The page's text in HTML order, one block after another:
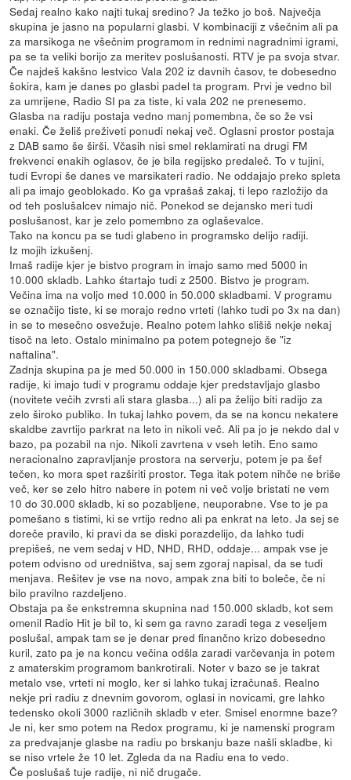
Sedaj realno kako najti tukaj sredino? Ja težko jo boš. Največja
skupina je jasno na popularni glasbi. V kombinaciji z všečnim ali pa
za marsikoga ne všečnim programom in rednimi nagradnimi igrami,
pa se ta veliki borijo za meritev poslušanosti. RTV je pa svoja stvar.
Če najdeš kakšno lestvico Vala 202 iz davnih časov, te dobesedno
šokira, kam je danes po glasbi padel ta program. Prvi je vedno bil
za umrijene, Radio SI pa za tiste, ki vala 202 ne prenesemo.
Glasba na radiju postaja vedno manj pomembna, če so že vsi
enaki. Če želiš preživeti ponudi nekaj več. Oglasni prostor postaja
z DAB samo še širši. Včasih nisi smel reklamirati na drugi FM
frekvenci enakih oglasov, če je bila regijsko predaleč. To v tujini,
tudi Evropi še danes ve marsikateri radio. Ne oddajajo preko spleta
ali pa imajo geoblokado. Ko ga vprašaš zakaj, ti lepo razložijo da
od teh poslušalcev nimajo nič. Ponekod se dejansko meri tudi
poslušanost, kar je zelo pomembno za oglaševalce.
Tako na koncu pa se tudi glabeno in programsko delijo radiji.
Iz mojih izkušenj.
Imaš radije kjer je bistvo program in imajo samo med 5000 in
10.000 skladb. Lahko śtartajo tudi z 2500. Bistvo je program.
Večina ima na voljo med 10.000 in 50.000 skladbami. V programu
se označijo tiste, ki se morajo redno vrteti (lahko tudi po 3x na dan)
in se to mesečno osvežuje. Realno potem lahko slišiš nekje nekaj
tisoč na leto. Ostalo minimalno pa potem potegnejo še "iz
naftalina".
Zadnja skupina pa je med 50.000 in 150.000 skladbami. Obsega
radije, ki imajo tudi v programu oddaje kjer predstavljajo glasbo
(novitete večih zvrsti ali stara glasba...) ali pa želijo biti radijo za
zelo široko publiko. In tukaj lahko povem, da se na koncu nekatere
skaldbe zavrtijo parkrat na leto in nikoli več. Ali pa jo je nekdo dal v
bazo, pa pozabil na njo. Nikoli zavrtena v vseh letih. Eno samo
neracionalno zapravljanje prostora na serverju, potem je pa šef
tečen, ko mora spet razširiti prostor. Tega itak potem nihče ne briše
več, ker se zelo hitro nabere in potem ni več volje bristati ne vem
10 do 30.000 skladb, ki so pozabljene, neuporabne. Vse to je pa
pomešano s tistimi, ki se vrtijo redno ali pa enkrat na leto. Ja sej se
doreče pravilo, ki pravi da se diski porazdelijo, da lahko tudi
prepišeš, ne vem sedaj v HD, NHD, RHD, oddaje... ampak vse je
potem odvisno od uredništva, saj sem zgoraj napisal, da se tudi
menjava. Rešitev je vse na novo, ampak zna biti to boleče, če ni
bilo pravilno razdeljeno.
Obstaja pa še enkstremna skupnina nad 150.000 skladb, kot sem
omenil Radio Hit je bil to, ki sem ga ravno zaradi tega z veseljem
poslušal, ampak tam se je denar pred finančno krizo dobesedno
kuril, zato pa je na koncu večina odšla zaradi varčevanja in potem
z amaterskim programom bankrotirali. Noter v bazo se je takrat
metalo vse, vrteti ni moglo, ker si lahko tukaj izračunaš. Realno
nekje pri radiu z dnevnim govorom, oglasi in novicami, gre lahko
tedensko okoli 3000 različnih skladb v eter. Smisel enormne baze?
Je ni, ker smo potem na Redox programu, ki je namenski program
za predvajanje glasbe na radiu po brskanju baze našli skladbe, ki
se niso vrtele že 10 let. Zgleda da na Radiu ena to vedo.
Če poslušaš tuje radije, ni nič drugače.